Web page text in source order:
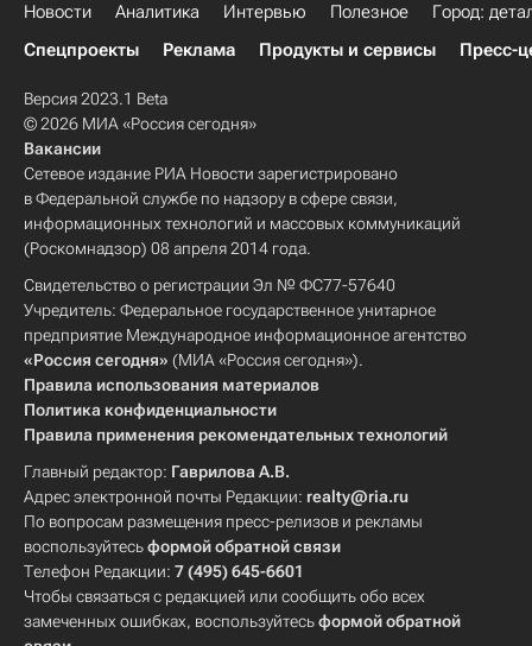
Новости Аналитика Интервью Полезное
Город:
Спецпроекты
Реклама Продукты и сервисы Пресс-
Версия 2023.1 Beta
© 2026 МИА «Россия сегодня»
Вакансии
Сетевое издание РИА Новости зарегистрировано
в Федеральной службе по надзору в сфере связи,
информационных технологий и массовых коммуникаций
(Роскомнадзор) 08 апреля 2014 года.
Свидетельство о регистрации Эл № ФС77-57640
Учредитель: Федеральное государственное унитарное
предприятие Международное информационное агентство
«Россия сегодня» (МИА «Россия сегодня»).
Правила использования материалов
Политика конфиденциальности
Правила применения рекомендательных технологий
Главный редактор: Гаврилова А.В.
Адрес электронной почты Редакции: realty@ria.ru
По вопросам размещения пресс-релизов и рекламы
воспользуйтесьформой обратной связи
Телефон Редакции: 7 (495) 645-6601
Чтобы связаться с редакцией или сообщить обо всех
замеченных ошибках, воспользуйтесьформой обратной